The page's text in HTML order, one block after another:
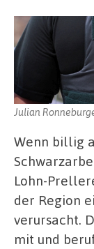
Julian
Wenn billig
Lohn-
der Region
verursacht.
mit und